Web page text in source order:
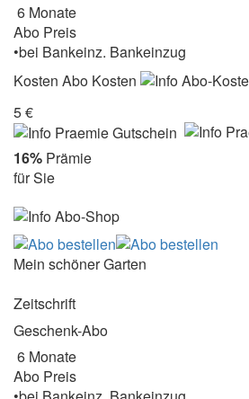
6 Monate
Abo Preis
•bei Bankeinz. Bankeinzug
Kosten Abo Kosten
5 €
16% Prämie
für Sie
Mein schöner Garten
Zeitschrift
Geschenk-Abo
6 Monate
Abo Preis